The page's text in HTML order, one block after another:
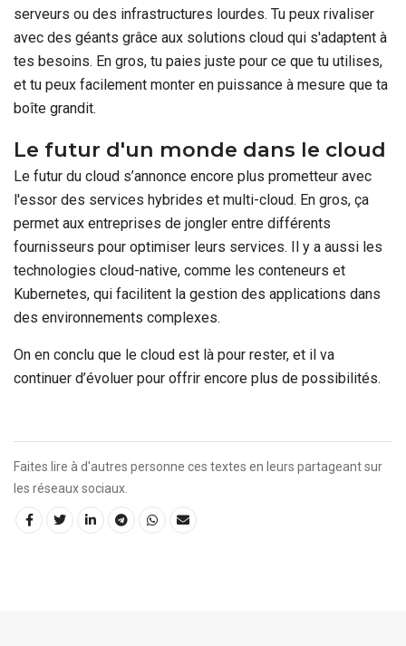
serveurs ou des infrastructures lourdes. Tu peux rivaliser
avec des géants grâce aux solutions cloud qui s'adaptent à
tes besoins. En gros, tu paies juste pour ce que tu utilises,
et tu peux facilement monter en puissance à mesure que ta
boîte grandit.
Le futur d'un monde dans le cloud
Le futur du cloud s’annonce encore plus prometteur avec
l'essor des services hybrides et multi-cloud. En gros, ça
permet aux entreprises de jongler entre différents
fournisseurs pour optimiser leurs services. Il y a aussi les
technologies cloud-native, comme les conteneurs et
Kubernetes, qui facilitent la gestion des applications dans
des environnements complexes.
On en conclu que le cloud est là pour rester, et il va
continuer d’évoluer pour offrir encore plus de possibilités.
Faites lire à d'autres personne ces textes en leurs partageant sur
les réseaux sociaux.